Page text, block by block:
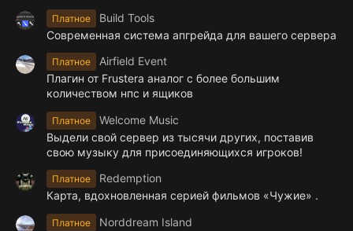
Платное
Build Tools
Современная система апгрейда для вашего сервера
Платное
Airfield Event
Плагин от Frustera аналог с более большим
количеством нпс и ящиков
Платное
Welcome Music
Выдели свой сервер из тысячи других, поставив
свою музыку для присоединяющихся игроков!
Платное
Redemption
Карта, вдохновленная серией фильмов «Чужие» .
Платное
Norddream Island